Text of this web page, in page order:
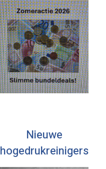
Nieuwe
hogedrukreinigers